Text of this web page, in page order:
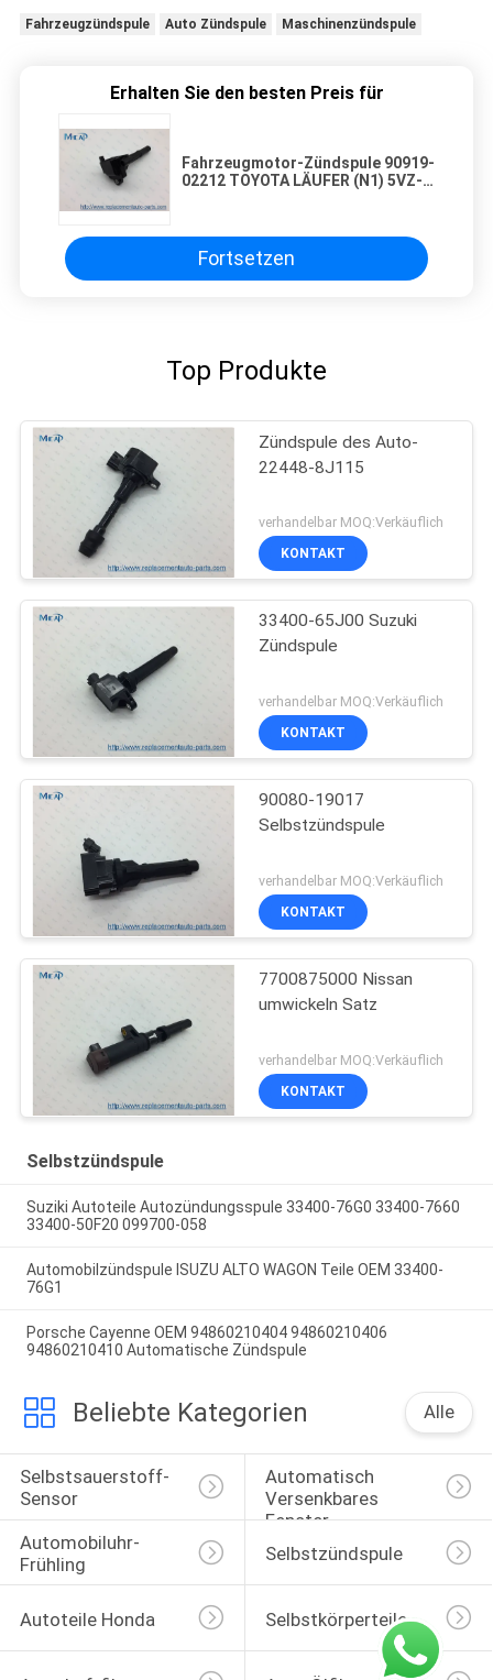
Fahrzeugzündspule Auto Zündspule Maschinenzündspule
Erhalten Sie den besten Preis für
Fahrzeugmotor-Zündspule 90919-
02212 TOYOTA LÄUFER (N1) 5VZ-
Fortsetzen
Top Produkte
Zündspule des Auto-
22448-8J115
verhandelbar MOQ:Verkäuflich
KONTAKT
33400-65J00 Suzuki
Zündspule
verhandelbar MOQ:Verkäuflich
KONTAKT
90080-19017
Selbstzündspule
verhandelbar MOQ:Verkäuflich
KONTAKT
7700875000 Nissan
umwickeln Satz
verhandelbar MOQ:Verkäuflich
KONTAKT
Selbstzündspule
Suziki Autoteile Autozündungsspule 33400-76G0 33400-7660
33400-50F20 099700-058
Automobilzündspule ISUZU ALTO WAGON Teile OEM 33400-
76G1
Porsche Cayenne OEM 94860210404 94860210406
94860210410 Automatische Zündspule
Beliebte Kategorien Alle
Selbstsauerstoff-
Sensor
Automatisch
Versenkbares
Fenster-
Selbstschalter
Automobiluhr-
Frühling
Selbstzündspule
Autoteile Honda Selbstkörperteile